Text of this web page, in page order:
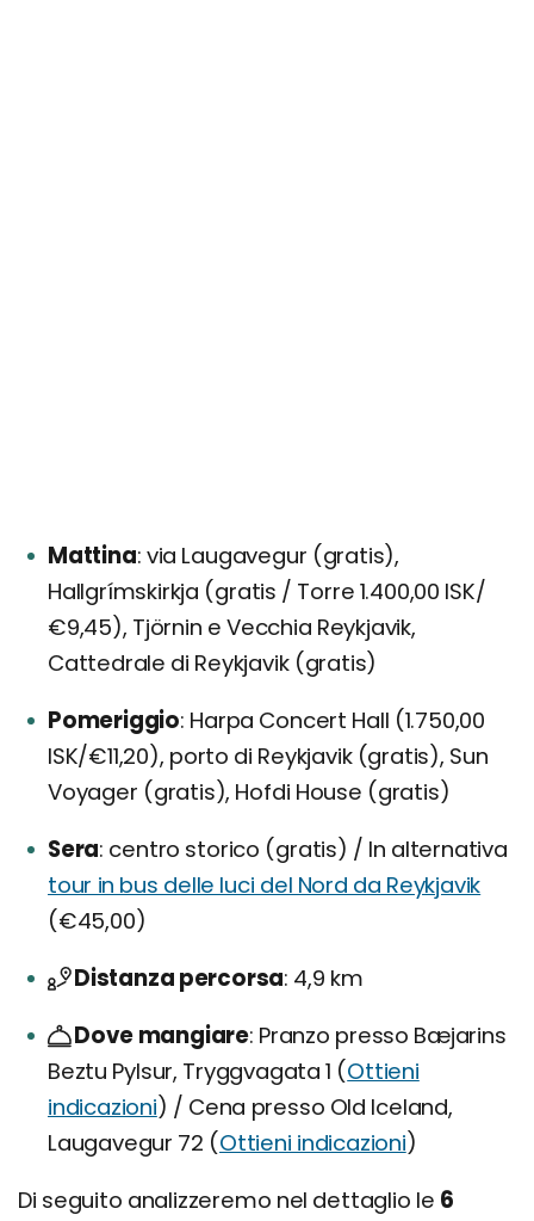
Mattina via Laugavegur (gratis),
Hallgrímskirkja (gratis / Torre 1.400,00 ISK/
€9,45), Tjörnin e Vecchia Reykjavik,
Cattedrale di Reykjavik (gratis)
Pomeriggio Harpa Concert Hall (1.750,00
ISK/€11,20), porto di Reykjavik (gratis), Sun
Voyager (gratis), Hofdi House (gratis)
Sera centro storico (gratis) / In alternativa
tour in bus delle luci del Nord da Reykjavik
(€45,00)
Distanza percorsa 4,9 km
Dove mangiare Pranzo presso Bæjarins
Beztu Pylsur, Tryggvagata 1 (Ottieni
indicazioni) / Cena presso Old Iceland,
Laugavegur 72 (Ottieni indicazioni)
Di seguito analizzeremo nel dettaglio le 6